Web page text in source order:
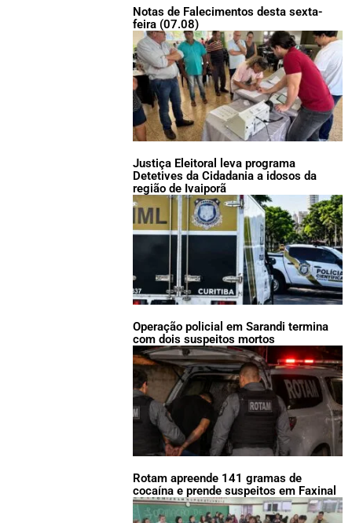
Notas de Falecimentos desta sexta-
feira (07.08)
Justiça Eleitoral leva programa
Detetives da Cidadania a idosos da
região de Ivaiporã
Operação policial em Sarandi termina
com dois suspeitos mortos
Rotam apreende 141 gramas de
cocaína e prende suspeitos em Faxinal